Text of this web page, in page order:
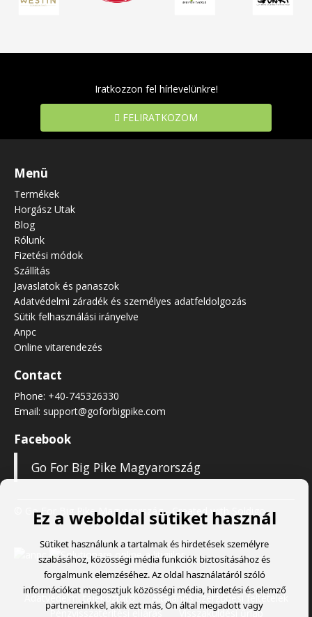
Iratkozzon fel hírlevelünkre!
FELIRATKOZOM
Menü
Termékek
Horgász Utak
Blog
Rólunk
Fizetési módok
Szállítás
Javaslatok és panaszok
Adatvédelmi záradék és személyes adatfeldolgozás
Sütik felhasználási irányelve
Anpc
Online vitarendezés
Contact
Phone: +40-745326330
Email: support@goforbigpike.com
Facebook
Go For Big Pike Magyarország
© Go For Big Pike Magyarország- Created with
Adatvédelmi tájékoztató
Általános szerződési feltételek
Pénzvisszatérítési eljárás
Visszaküldési űrlap
Ez a weboldal sütiket használ
Sütiket használunk a tartalmak és hirdetések személyre
szabásához, közösségi média funkciók biztosításához és
forgalmunk elemzéséhez. Az oldal használatáról szóló
információkat megosztjuk közösségi média, hirdetési és elemző
partnereinkkel, akik ezt más, Ön által megadott vagy